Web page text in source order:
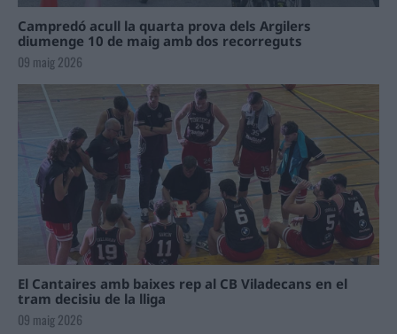
Campredó acull la quarta prova dels Argilers
diumenge 10 de maig amb dos recorreguts
09 maig 2026
El Cantaires amb baixes rep al CB Viladecans en el
tram decisiu de la lliga
09 maig 2026